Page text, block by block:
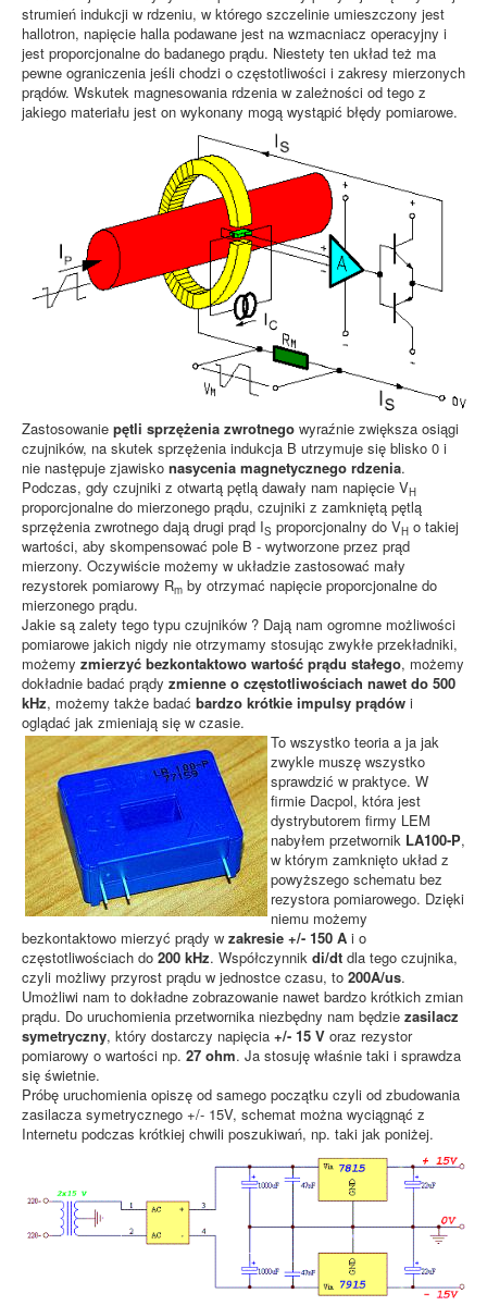
strumień indukcji w rdzeniu, w którego szczelinie umieszczony jest
hallotron, napięcie halla podawane jest na wzmacniacz operacyjny i
jest proporcjonalne do badanego prądu. Niestety ten układ też ma
pewne ograniczenia jeśli chodzi o częstotliwości i zakresy mierzonych
prądów. Wskutek magnesowania rdzenia w zależności od tego z
jakiego materiału jest on wykonany mogą wystąpić błędy pomiarowe.
Zastosowanie pętli sprzężenia zwrotnego wyraźnie zwiększa osiągi
czujników, na skutek sprzężenia indukcja B utrzymuje się blisko 0 i
nie następuje zjawisko nasycenia magnetycznego rdzenia.
Podczas, gdy czujniki z otwartą pętlą dawały nam napięcie VH
proporcjonalne do mierzonego prądu, czujniki z zamkniętą pętlą
sprzężenia zwrotnego dają drugi prąd IS proporcjonalny do VH o takiej
wartości, aby skompensować pole B - wytworzone przez prąd
mierzony. Oczywiście możemy w układzie zastosować mały
rezystorek pomiarowy Rm by otrzymać napięcie proporcjonalne do
mierzonego prądu.
Jakie są zalety tego typu czujników ? Dają nam ogromne możliwości
pomiarowe jakich nigdy nie otrzymamy stosując zwykłe przekładniki,
możemy zmierzyć bezkontaktowo wartość prądu stałego, możemy
dokładnie badać prądy zmienne o częstotliwościach nawet do 500
kHz, możemy także badać bardzo krótkie impulsy prądów i
oglądać jak zmieniają się w czasie.
To wszystko teoria a ja jak
zwykle muszę wszystko
sprawdzić w praktyce. W
firmie Dacpol, która jest
dystrybutorem firmy LEM
nabyłem przetwornik LA100-P,
w którym zamknięto układ z
powyższego schematu bez
rezystora pomiarowego. Dzięki
niemu możemy
bezkontaktowo mierzyć prądy w zakresie +/- 150 A i o
częstotliwościach do 200 kHz. Współczynnik di/dt dla tego czujnika,
czyli możliwy przyrost prądu w jednostce czasu, to 200A/us.
Umożliwi nam to dokładne zobrazowanie nawet bardzo krótkich zmian
prądu. Do uruchomienia przetwornika niezbędny nam będzie zasilacz
symetryczny, który dostarczy napięcia +/- 15 V oraz rezystor
pomiarowy o wartości np. 27 ohm. Ja stosuję właśnie taki i sprawdza
się świetnie.
Próbę uruchomienia opiszę od samego początku czyli od zbudowania
zasilacza symetrycznego +/- 15V, schemat można wyciągnąć z
Internetu podczas krótkiej chwili poszukiwań, np. taki jak poniżej.